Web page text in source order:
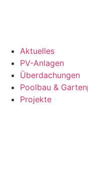
Aktuelles
PV-Anlagen
Überdachungen
Poolbau &
Projekte